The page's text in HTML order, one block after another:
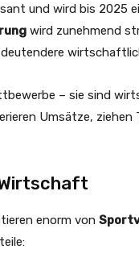
und wird bis 2025
wird zunehmend
– sie sind
Umsätze,
enorm von